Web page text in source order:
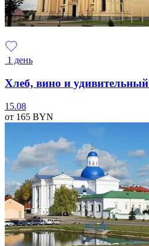
1 день
Хлеб, вино и
15.08
от 165 BYN